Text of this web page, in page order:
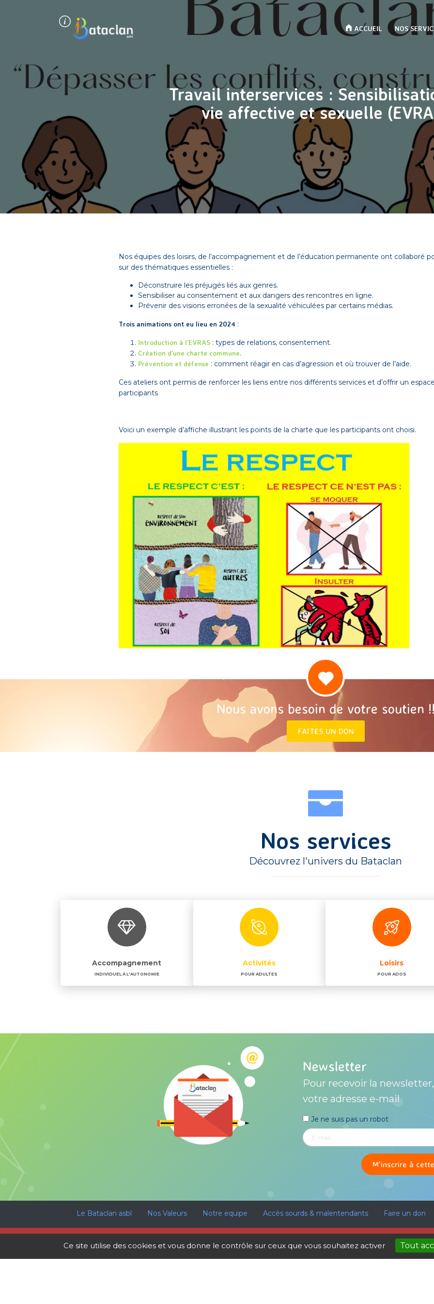
🚨ATTENTION ! Les listes d’attente pour les services d’accompagnement et de soutien à la surdité sont
ACCUEIL NOS
Travail interservices :
vie affective et sexuelle
Nos équipes des loisirs, de l’accompagnement et de l’éducation permanente ont collaboré
sur des thématiques essentielles :
Déconstruire les préjugés liés aux genres.
Sensibiliser au consentement et aux dangers des rencontres en ligne.
Prévenir des visions erronées de la sexualité véhiculées par certains médias.
Trois animations ont eu lieu en 2024 :
Introduction à l’EVRAS : types de relations, consentement.
Création d’une charte commune.
Prévention et défense : comment réagir en cas d’agression et où trouver de l’aide.
Ces ateliers ont permis de renforcer les liens entre nos différents services et d’offrir un
participants
Voici un exemple d’affiche illustrant les points de la charte que les participants ont choisi.
Nous avons besoin de votre soutien
FAITES UN DON
Nos services
Découvrez l'univers du Bataclan
Accompagnement
INDIVIDUEL À L'AUTONOMIE
Activités
POUR ADULTES
Loisirs
POUR ADOS
Newsletter
Pour recevoir la
votre adresse e-mail
Je ne suis pas un robot
Le Bataclan asbl Nos Valeurs Notre equipe Accès sourds & malentendants Faire un don
Ce site utilise des cookies et vous donne le contrôle sur ceux que vous souhaitez activer Tout